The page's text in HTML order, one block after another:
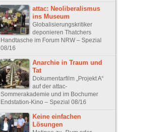
attac: Neoliberalismus
ins Museum
Globalisierungskritiker
deponieren Thatchers
Handtasche im Forum NRW – Spezial
08/16
Anarchie in Traum und
Tat
Dokumentarfilm „Projekt A“
auf der attac-
Sommerakademie und im Bochumer
Endstation-Kino – Spezial 08/16
Keine einfachen
Lösungen